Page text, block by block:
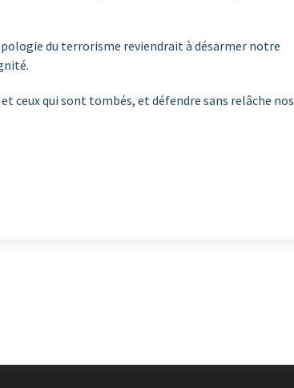
du terrorisme reviendrait à désarmer notre
ceux qui sont tombés, et défendre sans relâche nos